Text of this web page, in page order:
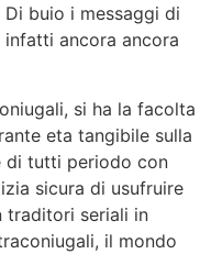
buio i messaggi di
ancora ancora
si ha la facolta
eta tangibile sulla
di tutti periodo con
sicura di usufruire
traditori seriali in
il mondo